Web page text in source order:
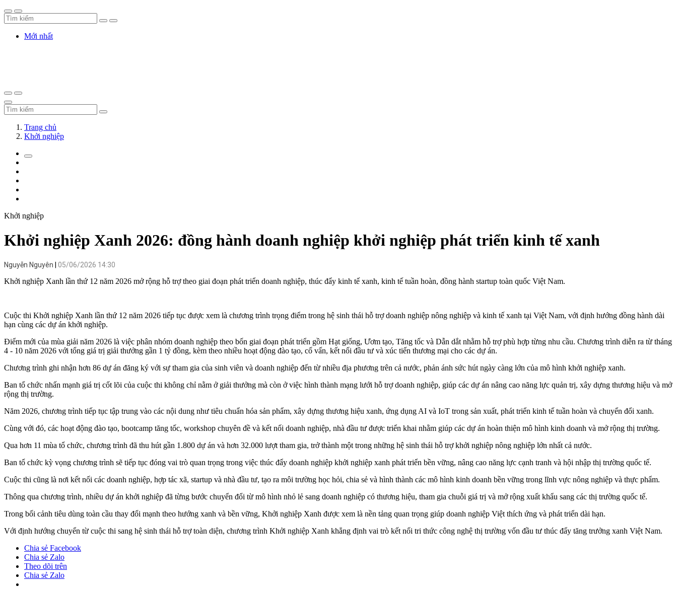
Mới nhất
Trang chủ
Khởi nghiệp
Khởi nghiệp
Khởi nghiệp Xanh 2026: đồng hành doanh nghiệp khởi nghiệp phát triển kinh tế xanh
Nguyễn Nguyên 05/06/2026 14:30
Khởi nghiệp Xanh lần thứ 12 năm 2026 mở rộng hỗ trợ theo giai đoạn phát triển doanh nghiệp, thúc đẩy kinh tế xanh, kinh tế tuần hoàn, đồng hành startup toàn quốc Việt Nam.
Cuộc thi Khởi nghiệp Xanh lần thứ 12 năm 2026 tiếp tục được xem là chương trình trọng điểm trong hệ sinh thái hỗ trợ doanh nghiệp nông nghiệp và kinh tế xanh tại Việt Nam, với định hướng đồng hành dài
hạn cùng các dự án khởi nghiệp.
Điểm mới của mùa giải năm 2026 là việc phân nhóm doanh nghiệp theo bốn giai đoạn phát triển gồm Hạt giống, Ươm tạo, Tăng tốc và Dẫn dắt nhằm hỗ trợ phù hợp từng nhu cầu. Chương trình diễn ra từ tháng
4 - 10 năm 2026 với tổng giá trị giải thưởng gần 1 tỷ đồng, kèm theo nhiều hoạt động đào tạo, cố vấn, kết nối đầu tư và xúc tiến thương mại cho các dự án.
Chương trình ghi nhận hơn 86 dự án đăng ký với sự tham gia của sinh viên và doanh nghiệp đến từ nhiều địa phương trên cả nước, phản ánh sức hút ngày càng lớn của mô hình khởi nghiệp xanh.
Ban tổ chức nhấn mạnh giá trị cốt lõi của cuộc thi không chỉ nằm ở giải thưởng mà còn ở việc hình thành mạng lưới hỗ trợ doanh nghiệp, giúp các dự án nâng cao năng lực quản trị, xây dựng thương hiệu và mở
rộng thị trường.
Năm 2026, chương trình tiếp tục tập trung vào các nội dung như tiêu chuẩn hóa sản phẩm, xây dựng thương hiệu xanh, ứng dụng AI và IoT trong sản xuất, phát triển kinh tế tuần hoàn và chuyển đổi xanh.
Cùng với đó, các hoạt động đào tạo, bootcamp tăng tốc, workshop chuyên đề và kết nối doanh nghiệp, nhà đầu tư được triển khai nhằm giúp các dự án hoàn thiện mô hình kinh doanh và mở rộng thị trường.
Qua hơn 11 mùa tổ chức, chương trình đã thu hút gần 1.800 dự án và hơn 32.000 lượt tham gia, trở thành một trong những hệ sinh thái hỗ trợ khởi nghiệp nông nghiệp lớn nhất cả nước.
Ban tổ chức kỳ vọng chương trình sẽ tiếp tục đóng vai trò quan trọng trong việc thúc đẩy doanh nghiệp khởi nghiệp xanh phát triển bền vững, nâng cao năng lực cạnh tranh và hội nhập thị trường quốc tế.
Cuộc thi cũng là nơi kết nối các doanh nghiệp, hợp tác xã, startup và nhà đầu tư, tạo ra môi trường học hỏi, chia sẻ và hình thành các mô hình kinh doanh bền vững trong lĩnh vực nông nghiệp và thực phẩm.
Thông qua chương trình, nhiều dự án khởi nghiệp đã từng bước chuyển đổi từ mô hình nhỏ lẻ sang doanh nghiệp có thương hiệu, tham gia chuỗi giá trị và mở rộng xuất khẩu sang các thị trường quốc tế.
Trong bối cảnh tiêu dùng toàn cầu thay đổi mạnh theo hướng xanh và bền vững, Khởi nghiệp Xanh được xem là nền tảng quan trọng giúp doanh nghiệp Việt thích ứng và phát triển dài hạn.
Với định hướng chuyển từ cuộc thi sang hệ sinh thái hỗ trợ toàn diện, chương trình Khởi nghiệp Xanh khẳng định vai trò kết nối tri thức công nghệ thị trường vốn đầu tư thúc đẩy tăng trưởng xanh Việt Nam.
Chia sẻ Facebook
Chia sẻ Zalo
Theo dõi trên
Chia sẻ Zalo